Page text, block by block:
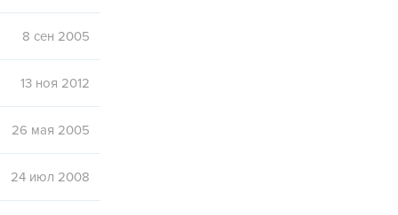
8 сен 2005
13 ноя 2012
26 мая 2005
24 июл 2008